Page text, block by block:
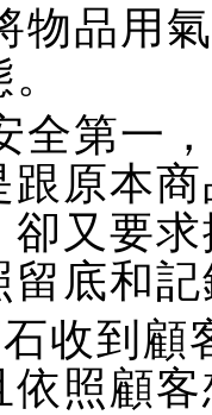
物品用
全第一
跟原本
又要
留底和
收到顧
依照顧